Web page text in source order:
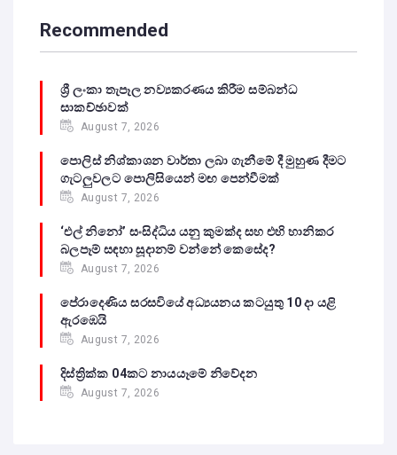
Recommended
ශ්‍රී ලංකා තැපෑල නව්‍යකරණය කිරීම සම්බන්ධ
සාකච්ඡාවක්
August 7, 2026
පොලිස් නිශ්කාශන වාර්තා ලබා ගැනීමේ දී මුහුණ දීමට
ගැටලුවලට පොලිසියෙන් මඟ පෙන්වීමක්
August 7, 2026
‘එල් නිනෝ’ සංසිද්ධිය යනු කුමක්ද සහ එහි හානිකර
බලපෑම් සඳහා සූදානම් වන්නේ කෙසේද?
August 7, 2026
පේරාදෙණිය සරසවියේ අධ්‍යයනය කටයුතු 10 දා යළි
ඇරඹෙයි
August 7, 2026
දිස්ත්‍රික්ක 04කට නායයෑමේ නිවේදන
August 7, 2026